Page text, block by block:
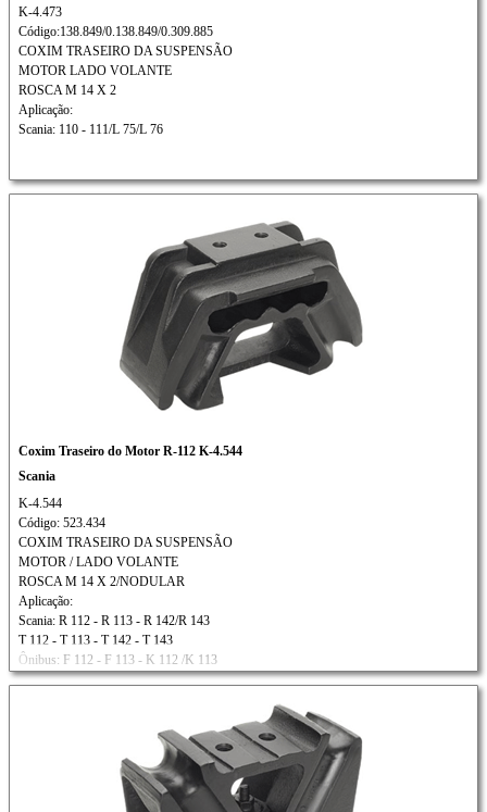
K-4.473
Código:138.849/0.138.849/0.309.885
COXIM TRASEIRO DA SUSPENSÃO
MOTOR LADO VOLANTE
ROSCA M 14 X 2
Aplicação:
Scania: 110 - 111/L 75/L 76
Coxim Traseiro do Motor R-112 K-4.544
Scania
K-4.544
Código: 523.434
COXIM TRASEIRO DA SUSPENSÃO
MOTOR / LADO VOLANTE
ROSCA M 14 X 2/NODULAR
Aplicação:
Scania: R 112 - R 113 - R 142/R 143
T 112 - T 113 - T 142 - T 143
Ônibus: F 112 - F 113 - K 112 /K 113